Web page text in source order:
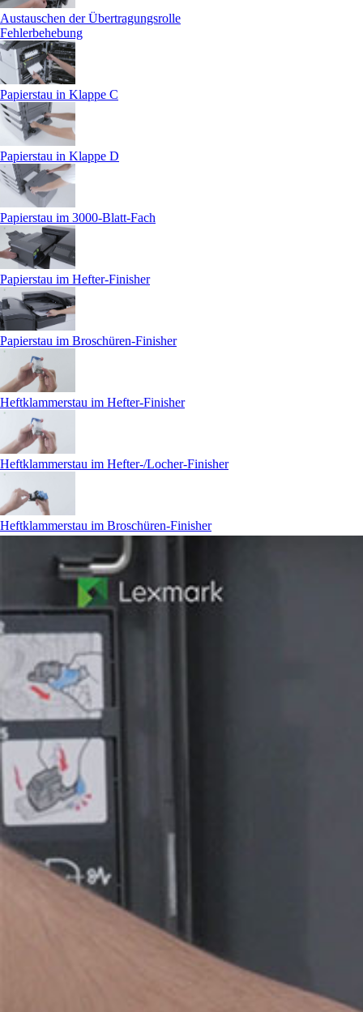
Austauschen der Übertragungsrolle
Fehlerbehebung
Papierstau in Klappe C
Papierstau in Klappe D
Papierstau im 3000-Blatt-Fach
Papierstau im Hefter-Finisher
Papierstau im Broschüren-Finisher
Heftklammerstau im Hefter-Finisher
Heftklammerstau im Hefter-/Locher-Finisher
Heftklammerstau im Broschüren-Finisher